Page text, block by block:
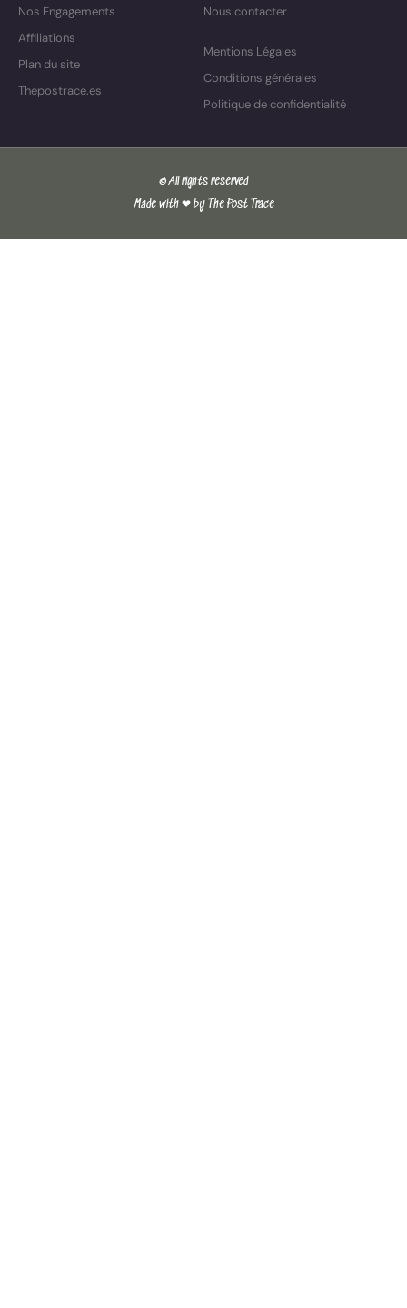
Nos Engagements
Affiliations
Plan du site
Thepostrace.es
Nous contacter
Mentions Légales
Conditions générales
Politique de confidentialité
© All rights reserved
Made with ❤ by The Post Trace